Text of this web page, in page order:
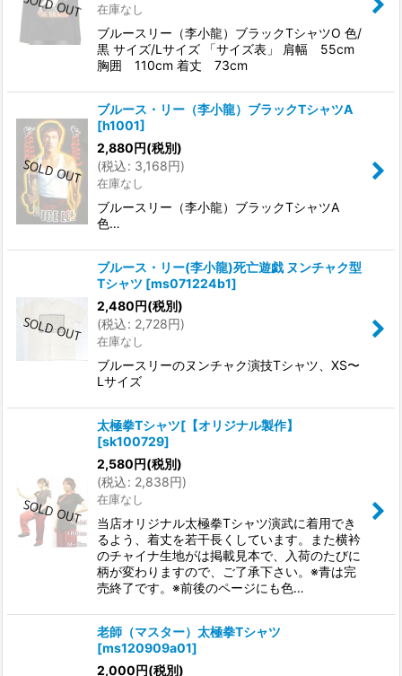
在庫なし
ブルースリー（李小龍）ブラックTシャツO 色/
黒 サイズ/Lサイズ 「サイズ表」 肩幅 55cm
胸囲 110cm 着丈 73cm
ブルース・リー（李小龍）ブラックTシャツA
[h1001]
2,880円(税別)
(税込: 3,168円)
在庫なし
ブルースリー（李小龍）ブラックTシャツA
色…
ブルース・リー(李小龍)死亡遊戯 ヌンチャク型
Tシャツ [ms071224b1]
2,480円(税別)
(税込: 2,728円)
在庫なし
ブルースリーのヌンチャク演技Tシャツ、XS〜
Lサイズ
太極拳Tシャツ[【オリジナル製作】
[sk100729]
2,580円(税別)
(税込: 2,838円)
在庫なし
当店オリジナル太極拳Tシャツ演武に着用でき
るよう、着丈を若干長くしています。また横衿
のチャイナ生地がは掲載見本で、入荷のたびに
柄が変わりますので、ご了承下さい。※青は完
売終了です。※前後のページにも色…
老師（マスター）太極拳Tシャツ
[ms120909a01]
2,000円(税別)